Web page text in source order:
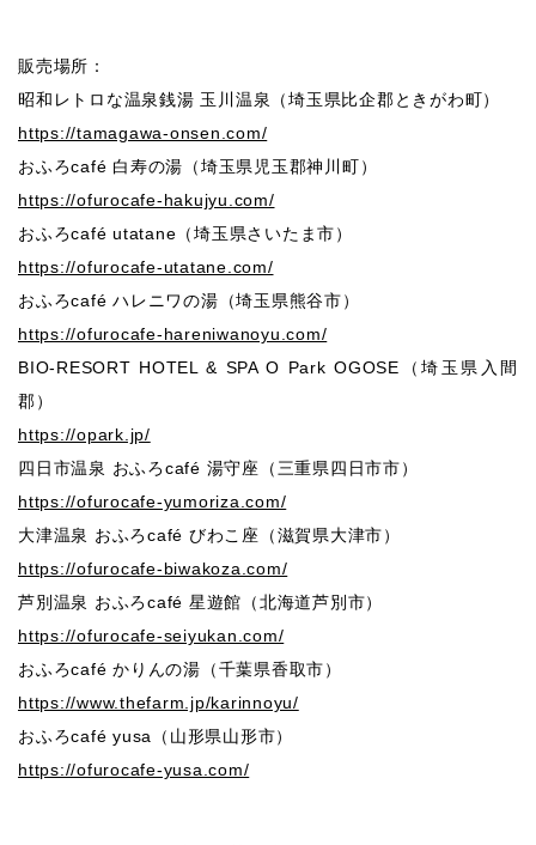
販売場所：
昭和レトロな温泉銭湯 玉川温泉（埼玉県比企郡ときがわ町）
https://tamagawa-onsen.com/
おふろcafé 白寿の湯（埼玉県児玉郡神川町）
https://ofurocafe-hakujyu.com/
おふろcafé utatane（埼玉県さいたま市）
https://ofurocafe-utatane.com/
おふろcafé ハレニワの湯（埼玉県熊谷市）
https://ofurocafe-hareniwanoyu.com/
BIO-RESORT HOTEL & SPA O Park OGOSE（埼玉県入間
郡）
https://opark.jp/
四⽇市温泉 おふろcafé 湯守座（三重県四⽇市市）
https://ofurocafe-yumoriza.com/
⼤津温泉 おふろcafé びわこ座（滋賀県⼤津市）
https://ofurocafe-biwakoza.com/
芦別温泉 おふろcafé 星遊館（北海道芦別市）
https://ofurocafe-seiyukan.com/
おふろcafé かりんの湯（千葉県⾹取市）
https://www.thefarm.jp/karinnoyu/
おふろcafé yusa（山形県山形市）
https://ofurocafe-yusa.com/